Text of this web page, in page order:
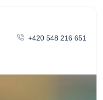
+420 548 216 651